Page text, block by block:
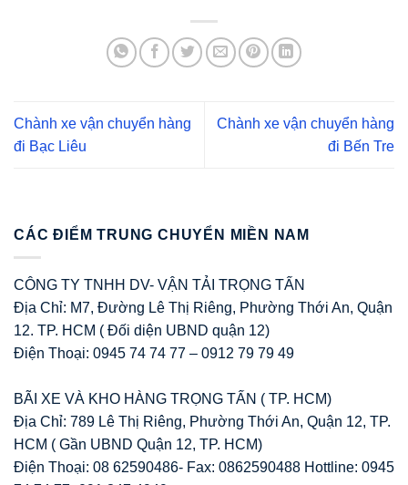
Chành xe vận chuyển hàng
đi Bạc Liêu
Chành xe vận chuyển hàng
đi Bến Tre
CÁC ĐIỂM TRUNG CHUYỂN MIỀN NAM
CÔNG TY TNHH DV- VẬN TẢI TRỌNG TẤN
Địa Chỉ: M7, Đường Lê Thị Riêng, Phường Thới An, Quận
12. TP. HCM ( Đối diện UBND quận 12)
Điện Thoại: 0945 74 74 77 – 0912 79 79 49
BÃI XE VÀ KHO HÀNG TRỌNG TẤN ( TP. HCM)
Địa Chỉ: 789 Lê Thị Riêng, Phường Thới An, Quận 12, TP.
HCM ( Gần UBND Quận 12, TP. HCM)
Điện Thoại: 08 62590486- Fax: 0862590488 Hottline: 0945